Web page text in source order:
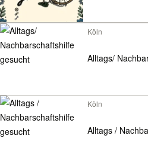
Köln
Alltags/
Köln
Alltags /